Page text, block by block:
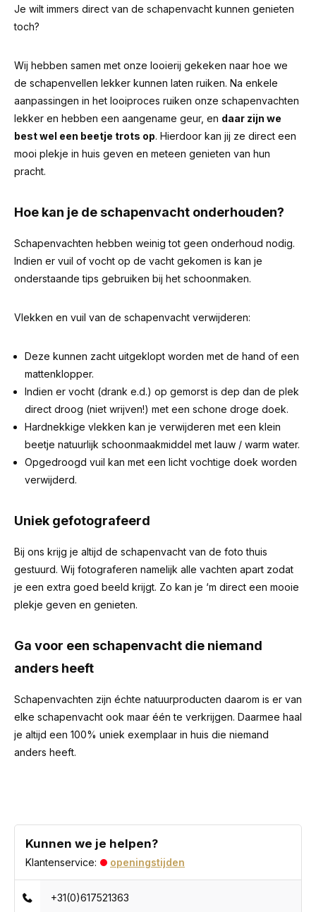
Je wilt immers direct van de schapenvacht kunnen genieten
toch?
Wij hebben samen met onze looierij gekeken naar hoe we
de schapenvellen lekker kunnen laten ruiken. Na enkele
aanpassingen in het looiproces ruiken onze schapenvachten
lekker en hebben een aangename geur, en daar zijn we
best wel een beetje trots op. Hierdoor kan jij ze direct een
mooi plekje in huis geven en meteen genieten van hun
pracht.
Hoe kan je de schapenvacht onderhouden?
Schapenvachten hebben weinig tot geen onderhoud nodig.
Indien er vuil of vocht op de vacht gekomen is kan je
onderstaande tips gebruiken bij het schoonmaken.
Vlekken en vuil van de schapenvacht verwijderen:
Deze kunnen zacht uitgeklopt worden met de hand of een
mattenklopper.
Indien er vocht (drank e.d.) op gemorst is dep dan de plek
direct droog (niet wrijven!) met een schone droge doek.
Hardnekkige vlekken kan je verwijderen met een klein
beetje natuurlijk schoonmaakmiddel met lauw / warm water.
Opgedroogd vuil kan met een licht vochtige doek worden
verwijderd.
Uniek gefotografeerd
Bij ons krijg je altijd de schapenvacht van de foto thuis
gestuurd. Wij fotograferen namelijk alle vachten apart zodat
je een extra goed beeld krijgt. Zo kan je ‘m direct een mooie
plekje geven en genieten.
Ga voor een schapenvacht die niemand
anders heeft
Schapenvachten zijn échte natuurproducten daarom is er van
elke schapenvacht ook maar één te verkrijgen. Daarmee haal
je altijd een 100% uniek exemplaar in huis die niemand
anders heeft.
Kunnen we je helpen?
Klantenservice: openingstijden
+31(0)617521363